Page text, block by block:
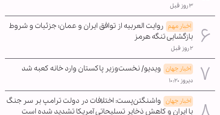
۳ روز قبل
اخبار مهم روایت العربیه از توافق ایران و عمان؛ جزئیات و شروط
بازگشایی تنگه هرمز
۲ روز قبل
اخبار جهان ویدیو/ نخست‌وزیر پاکستان وارد خانه کعبه شد
دیروز ۱۰:۲۰
اخبار جهان واشنگتن‌پست: اختلافات در دولت ترامپ بر سر جنگ
با ایران و کاهش ذخایر تسلیحاتی آمریکا تشدید شده است